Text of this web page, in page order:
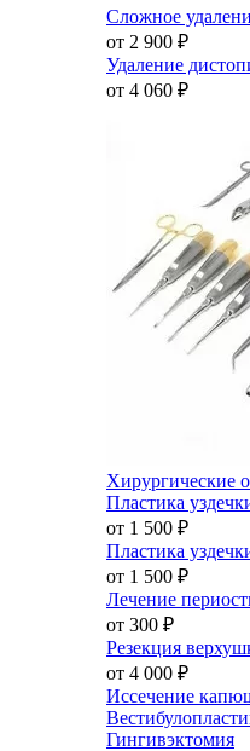
Сложное
от 2 900 ₽
Удаление
от 4 060 ₽
Хирургические
Пластика
от 1 500 ₽
Пластика
от 1 500 ₽
Лечение
от 300 ₽
Резекция
от 4 000 ₽
Иссечение
Гингивэктомия